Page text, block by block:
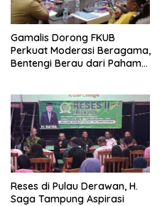
Gamalis Dorong FKUB
Perkuat Moderasi Beragama,
Bentengi Berau dari Paham
Reses di Pulau Derawan, H.
Saga Tampung Aspirasi